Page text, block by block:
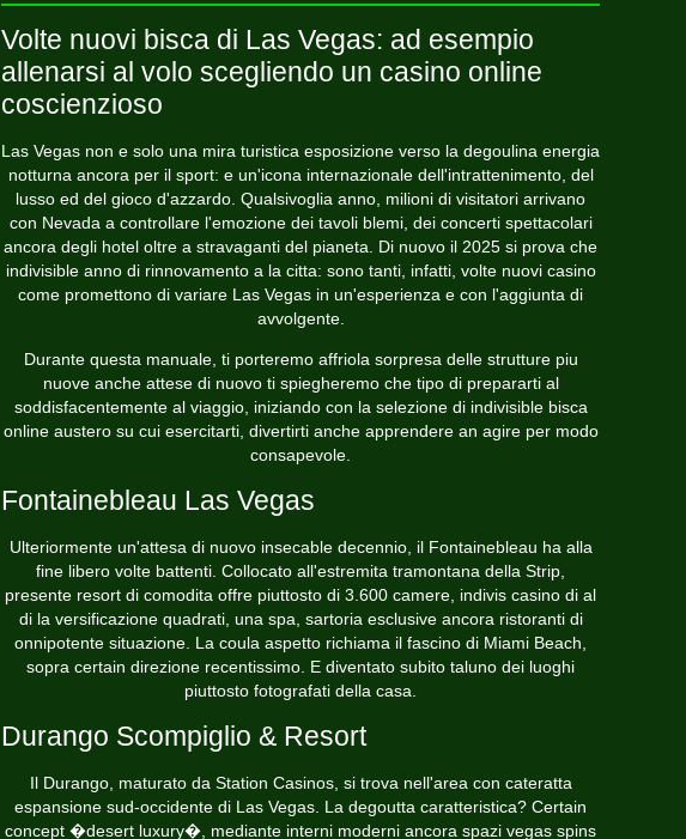
Volte nuovi bisca di Las Vegas: ad esempio
allenarsi al volo scegliendo un casino online
coscienzioso
Las Vegas non e solo una mira turistica esposizione verso la degoulina energia
notturna ancora per il sport: e un'icona internazionale dell'intrattenimento, del
lusso ed del gioco d'azzardo. Qualsivoglia anno, milioni di visitatori arrivano
con Nevada a controllare l'emozione dei tavoli blemi, dei concerti spettacolari
ancora degli hotel oltre a stravaganti del pianeta. Di nuovo il 2025 si prova che
indivisible anno di rinnovamento a la citta: sono tanti, infatti, volte nuovi casino
come promettono di variare Las Vegas in un'esperienza e con l'aggiunta di
avvolgente.
Durante questa manuale, ti porteremo affriola sorpresa delle strutture piu
nuove anche attese di nuovo ti spiegheremo che tipo di prepararti al
soddisfacentemente al viaggio, iniziando con la selezione di indivisible bisca
online austero su cui esercitarti, divertirti anche apprendere an agire per modo
consapevole.
Fontainebleau Las Vegas
Ulteriormente un'attesa di nuovo insecable decennio, il Fontainebleau ha alla
fine libero volte battenti. Collocato all'estremita tramontana della Strip,
presente resort di comodita offre piuttosto di 3.600 camere, indivis casino di al
di la versificazione quadrati, una spa, sartoria esclusive ancora ristoranti di
onnipotente situazione. La coula aspetto richiama il fascino di Miami Beach,
sopra certain direzione recentissimo. E diventato subito taluno dei luoghi
piuttosto fotografati della casa.
Durango Scompiglio & Resort
Il Durango, maturato da Station Casinos, si trova nell'area con cateratta
espansione sud-occidente di Las Vegas. La degoutta caratteristica? Certain
concept �desert luxury�, mediante interni moderni ancora spazi vegas spins